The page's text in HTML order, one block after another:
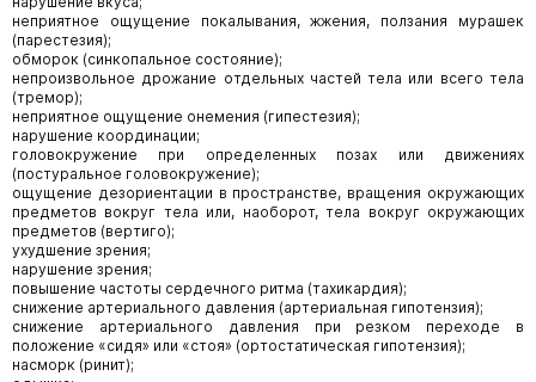
неприятное ощущение покалывания, жжения, ползания мурашек
(парестезия);
обморок (синкопальное состояние);
непроизвольное дрожание отдельных частей тела или всего тела
(тремор);
неприятное ощущение онемения (гипестезия);
нарушение координации;
головокружение при определенных позах или движениях
(постуральное головокружение);
ощущение дезориентации в пространстве, вращения окружающих
предметов вокруг тела или, наоборот, тела вокруг окружающих
предметов (вертиго);
ухудшение зрения;
нарушение зрения;
повышение частоты сердечного ритма (тахикардия);
снижение артериального давления (артериальная гипотензия);
снижение артериального давления при резком переходе в
положение «сидя» или «стоя» (ортостатическая гипотензия);
насморк (ринит);